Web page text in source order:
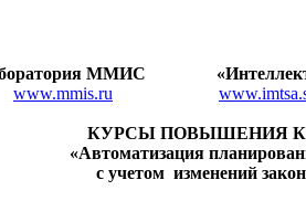
ММИС
www.mmis.ru
КУРСЫ ПОВЫШЕНИЯ
«Автоматизация
с учетом изменений